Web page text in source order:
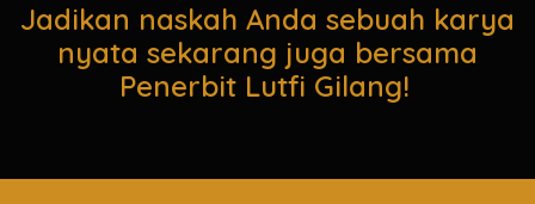
Jadikan naskah Anda sebuah karya
nyata sekarang juga bersama
Penerbit Lutfi Gilang!